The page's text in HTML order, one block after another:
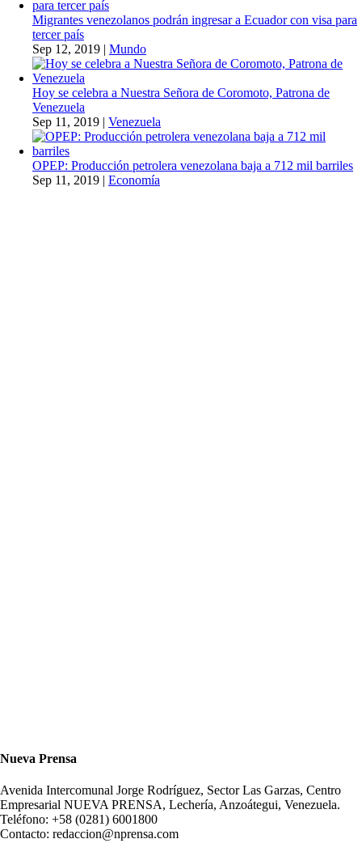
Migrantes venezolanos podrán ingresar a Ecuador con visa para
tercer país
Sep 12, 2019 | Mundo
Hoy se celebra a Nuestra Señora de Coromoto, Patrona de
Venezuela
Sep 11, 2019 | Venezuela
OPEP: Producción petrolera venezolana baja a 712 mil barriles
Sep 11, 2019 | Economía
Nueva Prensa
Avenida Intercomunal Jorge Rodríguez, Sector Las Garzas, Centro
Empresarial NUEVA PRENSA, Lechería, Anzoátegui, Venezuela.
Teléfono: +58 (0281) 6001800
Contacto: redaccion@nprensa.com